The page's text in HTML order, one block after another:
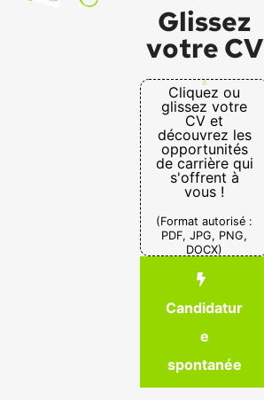
Glissez
votre CV
Cliquez ou
glissez votre
CV et
découvrez les
opportunités
de carrière qui
s'offrent à
vous !
(Format autorisé :
PDF, JPG, PNG,
DOCX)
Candidatur
e
spontanée